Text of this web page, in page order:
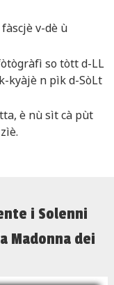
v-dè ù
so tòtt d-LL
kyàjè n pìk d-SòLt
è nù sìt cà pùt
i Solenni
Madonna dei